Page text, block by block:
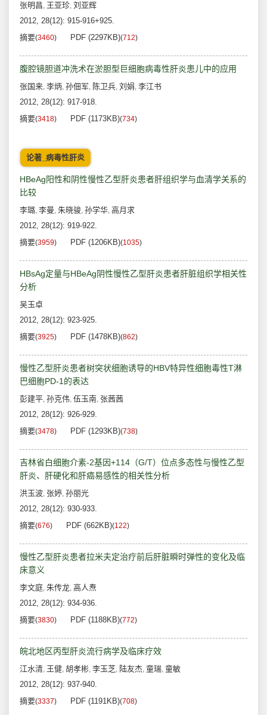
张明昌, 王亚珍, 刘亚辉
2012, 28(12): 915-916+925.
摘要(3460) PDF (2297KB)(712)
腹腔镜胆道冲洗术在淤胆型巨细胞病毒性肝炎患儿中的应用
张国来, 李炳, 孙佃军, 陈卫兵, 刘娟, 李江书
2012, 28(12): 917-918.
摘要(3418) PDF (1173KB)(734)
论著_病毒性肝炎
HBeAg阳性和阴性慢性乙型肝炎患者肝组织学与血清学关系的
比较
李璐, 李曼, 朱晓骏, 孙学华, 高月求
2012, 28(12): 919-922.
摘要(3959) PDF (1206KB)(1035)
HBsAg定量与HBeAg阴性慢性乙型肝炎患者肝脏组织学相关性
分析
吴玉卓
2012, 28(12): 923-925.
摘要(3925) PDF (1478KB)(862)
慢性乙型肝炎患者树突状细胞诱导的HBV特异性细胞毒性T淋
巴细胞PD-1的表达
彭建平, 孙克伟, 伍玉南, 张茜茜
2012, 28(12): 926-929.
摘要(3478) PDF (1293KB)(738)
吉林省白细胞介素-2基因+114（G/T）位点多态性与慢性乙型
肝炎、肝硬化和肝癌易感性的相关性分析
洪玉波, 张婷, 孙丽光
2012, 28(12): 930-933.
摘要(676) PDF (662KB)(122)
慢性乙型肝炎患者拉米夫定治疗前后肝脏瞬时弹性的变化及临
床意义
李文庭, 朱传龙, 高人焘
2012, 28(12): 934-936.
摘要(3830) PDF (1188KB)(772)
皖北地区丙型肝炎流行病学及临床疗效
江水清, 王健, 胡孝彬, 李玉芝, 陆友杰, 童瑞, 童敏
2012, 28(12): 937-940.
摘要(3337) PDF (1191KB)(708)